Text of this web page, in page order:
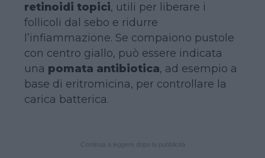
retinoidi topici, utili per liberare i
follicoli dal sebo e ridurre
l’infiammazione. Se compaiono pustole
con centro giallo, può essere indicata
una pomata antibiotica, ad esempio a
base di eritromicina, per controllare la
carica batterica.